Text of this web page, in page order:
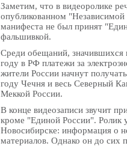
Заметим, что в видеоролике
опубликованном "Независимой
манифеста не был принят
фальшивкой.
Среди обещаний, значившихся
году в РФ платежи за
жители России начнут
году Чечня и весь Северный
Меккой России.
В конце видеозаписи звучит
кроме "Единой России". Ролик
Новосибирске: информация о
материалов. Однако он до сих